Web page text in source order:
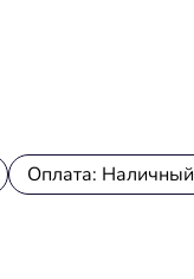
Оплата: